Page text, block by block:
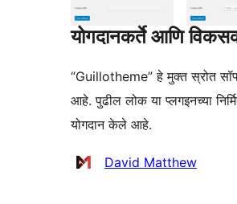
योगदानकर्ते आणि
“Guillotheme” हे मुक्त स्रोत
आहे. पुढील लोक या प्लगइनच्या
योगदान केले आहे.
योगदानकर्तेDavid Matthew